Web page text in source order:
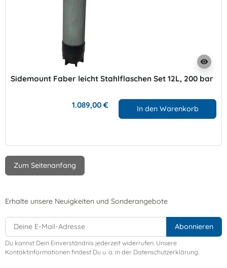
visibility
Sidemount Faber leicht Stahlflaschen Set 12L, 200 bar
1.089,00 € In den Warenkorb
Zum Seitenanfang
Erhalte unsere Neuigkeiten und Sonderangebote
Du kannst Dein Einverständnis jederzeit widerrufen. Unsere
Kontaktinformationen findest Du u. a. in der Datenschutzerklärung.